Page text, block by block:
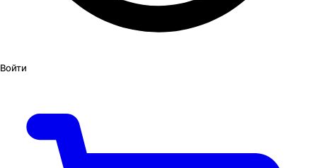
Войти